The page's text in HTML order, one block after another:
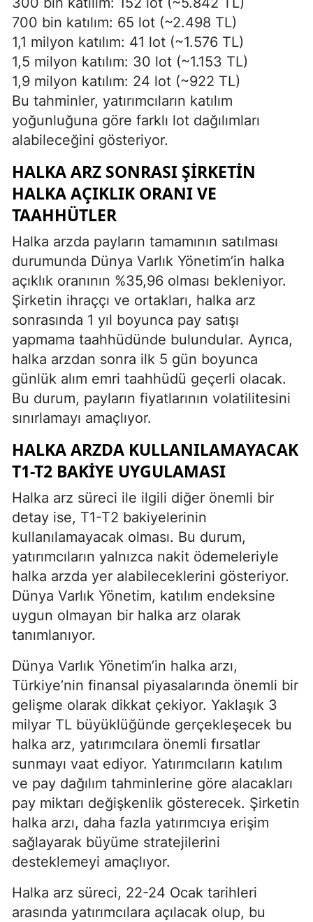
700 bin katılım: 65 lot (~2.498 TL)
1,1 milyon katılım: 41 lot (~1.576 TL)
1,5 milyon katılım: 30 lot (~1.153 TL)
1,9 milyon katılım: 24 lot (~922 TL)
Bu tahminler, yatırımcıların katılım
yoğunluğuna göre farklı lot dağılımları
alabileceğini gösteriyor.
HALKA ARZ SONRASI ŞIRKETIN
HALKA AÇIKLIK ORANI VE
TAAHHÜTLER
Halka arzda payların tamamının satılması
durumunda Dünya Varlık Yönetim’in halka
açıklık oranının %35,96 olması bekleniyor.
Şirketin ihraççı ve ortakları, halka arz
sonrasında 1 yıl boyunca pay satışı
yapmama taahhüdünde bulundular. Ayrıca,
halka arzdan sonra ilk 5 gün boyunca
günlük alım emri taahhüdü geçerli olacak.
Bu durum, payların fiyatlarının volatilitesini
sınırlamayı amaçlıyor.
HALKA ARZDA KULLANILAMAYACAK
T1-T2 BAKIYE UYGULAMASI
Halka arz süreci ile ilgili diğer önemli bir
detay ise, T1-T2 bakiyelerinin
kullanılamayacak olması. Bu durum,
yatırımcıların yalnızca nakit ödemeleriyle
halka arzda yer alabileceklerini gösteriyor.
Dünya Varlık Yönetim, katılım endeksine
uygun olmayan bir halka arz olarak
tanımlanıyor.
Dünya Varlık Yönetim’in halka arzı,
Türkiye’nin finansal piyasalarında önemli bir
gelişme olarak dikkat çekiyor. Yaklaşık 3
milyar TL büyüklüğünde gerçekleşecek bu
halka arz, yatırımcılara önemli fırsatlar
sunmayı vaat ediyor. Yatırımcıların katılım
ve pay dağılım tahminlerine göre alacakları
pay miktarı değişkenlik gösterecek. Şirketin
halka arzı, daha fazla yatırımcıya erişim
sağlayarak büyüme stratejilerini
desteklemeyi amaçlıyor.
Halka arz süreci, 22-24 Ocak tarihleri
arasında yatırımcılara açılacak olup, bu